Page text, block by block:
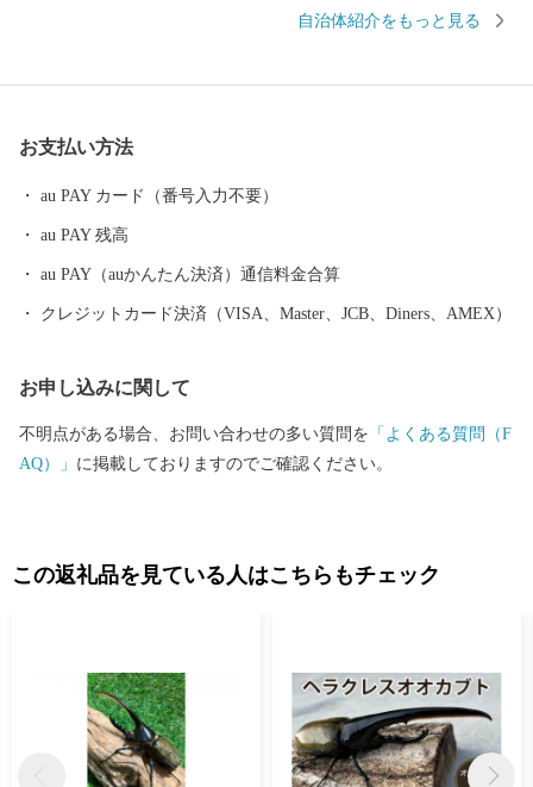
ハマチは地域ブランドとしても有名でその味は絶品です。また、
を守り、作り続けられている和三盆糖など、技術、伝統、文化を
います。 いただいたご寄付は、子どものため、地域のため、伝統
文化の継承のためなどに有効に使わせていただきます。
自治体紹介をもっと見る
お支払い方法
au PAY カード（番号入力不要）
au PAY 残高
au PAY（auかんたん決済）通信料金合算
クレジットカード決済（VISA、Master、JCB、Diners、AMEX）
お申し込みに関して
不明点がある場合、お問い合わせの多い質問を 「よくある質問（F
AQ）」 に掲載しておりますのでご確認ください。
この返礼品を見ている人はこちらもチェック